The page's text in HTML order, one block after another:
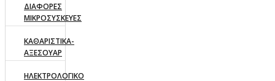
ΔΙΑΦΟΡΕΣ
ΜΙΚΡΟΣΥΣΚΕΥΕΣ
ΚΑΘΑΡΙΣΤΙΚΑ-
ΑΞΕΣΟΥΑΡ
ΗΛΕΚΤΡΟΛΟΓΙΚΟ